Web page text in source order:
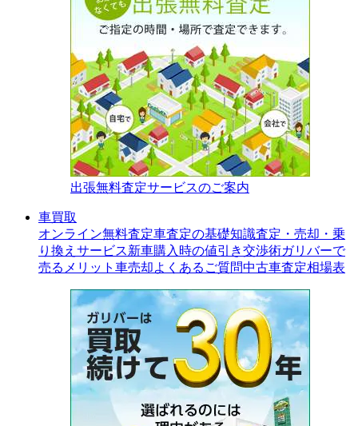
出張無料査定サービスのご案内
車買取
オンライン無料査定車査定の基礎知識査定・売却・乗
り換えサービス新車購入時の値引き交渉術ガリバーで
売るメリット 車売却よくあるご質問中古車査定相場表